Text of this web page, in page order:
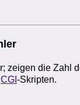
zeigen die Zahl
CGI -Skripten.